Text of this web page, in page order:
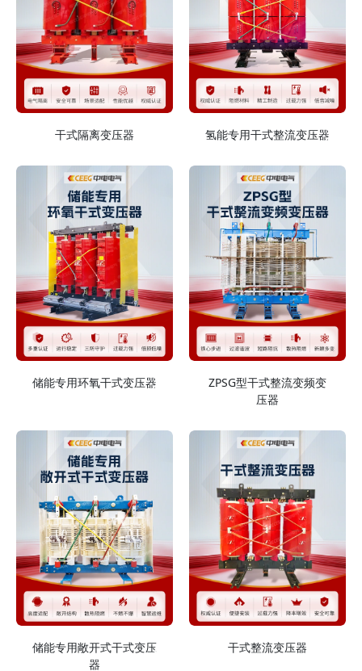
干式隔离变压器 氢能专用干式整流变压器
储能专用环氧干式变压器
ZPSG型干式整流变频变
压器
储能专用敞开式干式变压
器
干式整流变压器